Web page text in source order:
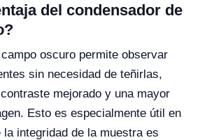
del condensador de
oscuro permite observar
sin necesidad de teñirlas,
mejorado y una mayor
Esto es especialmente útil en
integridad de la muestra es